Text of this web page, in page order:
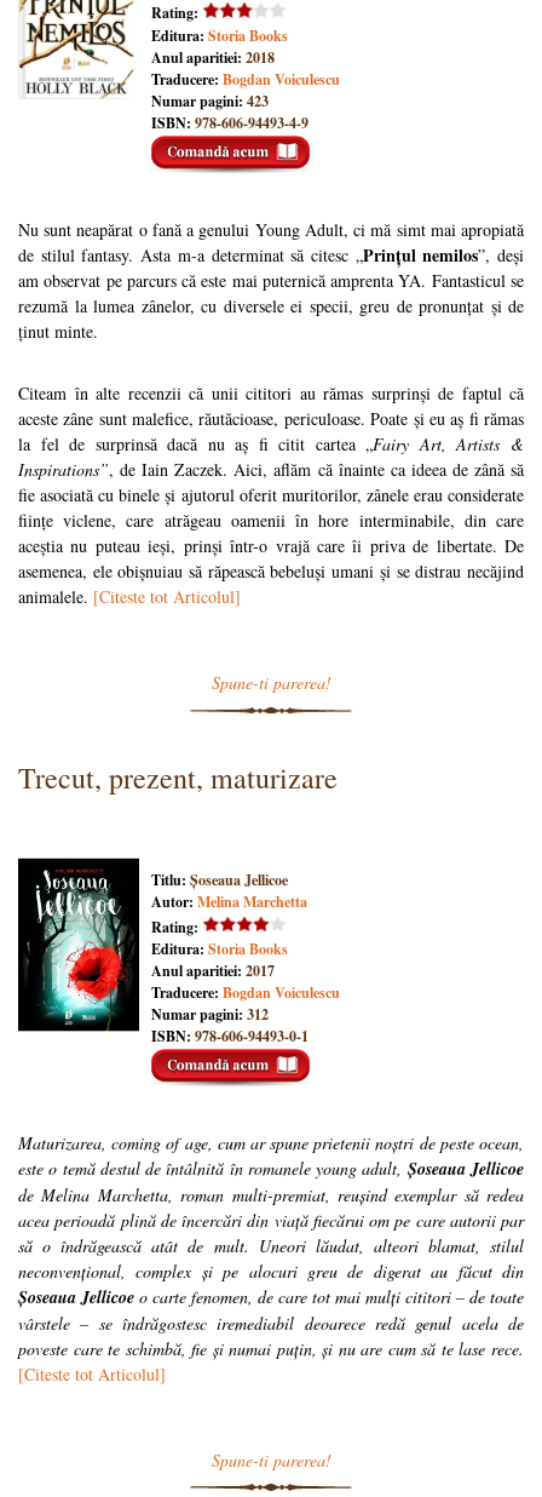
Rating:
Editura: Storia Books
Anul aparitiei: 2018
Traducere: Bogdan Voiculescu
Numar pagini: 423
ISBN: 978-606-94493-4-9
Nu sunt neapărat o fană a genului Young Adult, ci mă simt mai apropiată
de stilul fantasy. Asta m-a determinat să citesc „Prințul nemilos”, deși
am observat pe parcurs că este mai puternică amprenta YA. Fantasticul se
rezumă la lumea zânelor, cu diversele ei specii, greu de pronunțat și de
ținut minte.
Citeam în alte recenzii că unii cititori au rămas surprinși de faptul că
aceste zâne sunt malefice, răutăcioase, periculoase. Poate și eu aș fi rămas
la fel de surprinsă dacă nu aș fi citit cartea „Fairy Art, Artists &
Inspirations”, de Iain Zaczek. Aici, aflăm că înainte ca ideea de zână să
fie asociată cu binele și ajutorul oferit muritorilor, zânele erau considerate
ființe viclene, care atrăgeau oamenii în hore interminabile, din care
aceștia nu puteau ieși, prinși într-o vrajă care îi priva de libertate. De
asemenea, ele obișnuiau să răpească bebeluși umani și se distrau necăjind
animalele. [Citeste tot Articolul]
Spune-ti parerea!
Trecut, prezent, maturizare
Titlu: Șoseaua Jellicoe
Autor: Melina Marchetta
Rating:
Editura: Storia Books
Anul aparitiei: 2017
Traducere: Bogdan Voiculescu
Numar pagini: 312
ISBN: 978-606-94493-0-1
Maturizarea, coming of age, cum ar spune prietenii noștri de peste ocean,
este o temă destul de întâlnită în romanele young adult, Șoseaua Jellicoe
de Melina Marchetta, roman multi-premiat, reușind exemplar să redea
acea perioadă plină de încercări din viață fiecărui om pe care autorii par
să o îndrăgească atât de mult. Uneori lăudat, alteori blamat, stilul
neconvențional, complex și pe alocuri greu de digerat au făcut din
Șoseaua Jellicoe o carte fenomen, de care tot mai mulți cititori – de toate
vârstele – se îndrăgostesc iremediabil deoarece redă genul acela de
poveste care te schimbă, fie și numai puțin, și nu are cum să te lase rece.
[Citeste tot Articolul]
Spune-ti parerea!